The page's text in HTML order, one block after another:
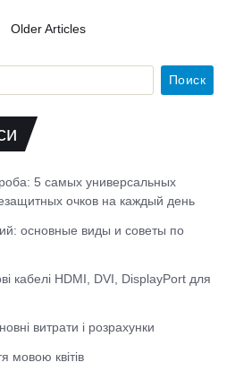
Older Articles
5 самых универсальных
очков на каждый день
основные виды и советы по
кабелі HDMI, DVI, DisplayPort для
витрати і розрахунки
мовою квітів